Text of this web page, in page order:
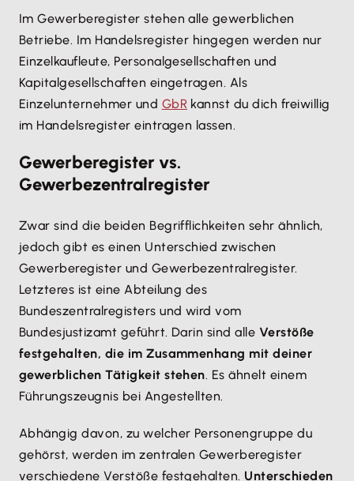
Im Gewerberegister stehen alle gewerblichen
Betriebe. Im Handelsregister hingegen werden nur
Einzelkaufleute, Personalgesellschaften und
Kapitalgesellschaften eingetragen. Als
Einzelunternehmer und GbR kannst du dich freiwillig
im Handelsregister eintragen lassen.
Gewerberegister vs.
Gewerbezentralregister
Zwar sind die beiden Begrifflichkeiten sehr ähnlich,
jedoch gibt es einen Unterschied zwischen
Gewerberegister und Gewerbezentralregister.
Letzteres ist eine Abteilung des
Bundeszentralregisters und wird vom
Bundesjustizamt geführt. Darin sind alle Verstöße
festgehalten, die im Zusammenhang mit deiner
gewerblichen Tätigkeit stehen. Es ähnelt einem
Führungszeugnis bei Angestellten.
Abhängig davon, zu welcher Personengruppe du
gehörst, werden im zentralen Gewerberegister
verschiedene Verstöße festgehalten. Unterschieden